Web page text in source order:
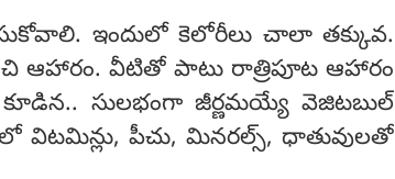
ఇందులో కెలోరీలు చాలా తక్కువ.
ఆహారం. వీటితో పాటు రాత్రిపూట ఆహారం
సులభంగా జీర్ణమయ్యే వెజిటబుల్
విటమిన్లు, పీచు, మినరల్స్, ధాతువులతో